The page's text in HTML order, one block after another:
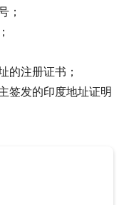
；
的注册证书；
签发的印度地址证明